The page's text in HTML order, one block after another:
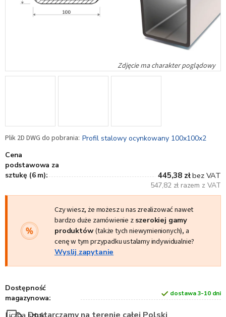
Profil stalowy ocynkowany 100x100x2
Cena
podstawowa za
sztukę (6 m):
445,38 złbez VAT
547,82 zł razem z VAT
Czy wiesz, że możesz u nas zrealizować nawet
bardzo duże zamówienie z szerokiej gamy
produktów(także tych niewymienionych), a
cenę w tym przypadku ustalamy indywidualnie?
Wyslij zapytanie
Dostępność
magazynowa:
dostawa 3-10 dni